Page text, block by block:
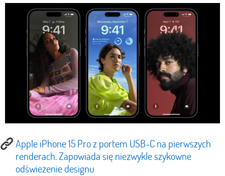
Apple iPhone 15 Pro z portem USB-C na pierwszych
renderach. Zapowiada się niezwykle szykowne
odświeżenie designu